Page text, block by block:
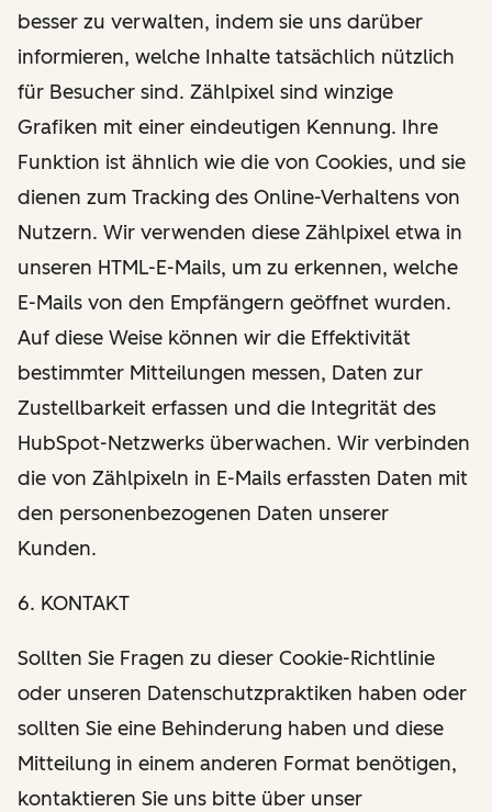
besser zu verwalten, indem sie uns darüber
informieren, welche Inhalte tatsächlich nützlich
für Besucher sind. Zählpixel sind winzige
Grafiken mit einer eindeutigen Kennung. Ihre
Funktion ist ähnlich wie die von Cookies, und sie
dienen zum Tracking des Online-Verhaltens von
Nutzern. Wir verwenden diese Zählpixel etwa in
unseren HTML-E-Mails, um zu erkennen, welche
E-Mails von den Empfängern geöffnet wurden.
Auf diese Weise können wir die Effektivität
bestimmter Mitteilungen messen, Daten zur
Zustellbarkeit erfassen und die Integrität des
HubSpot-Netzwerks überwachen. Wir verbinden
die von Zählpixeln in E-Mails erfassten Daten mit
den personenbezogenen Daten unserer
Kunden.
6. KONTAKT
Sollten Sie Fragen zu dieser Cookie-Richtlinie
oder unseren Datenschutzpraktiken haben oder
sollten Sie eine Behinderung haben und diese
Mitteilung in einem anderen Format benötigen,
kontaktieren Sie uns bitte über unser